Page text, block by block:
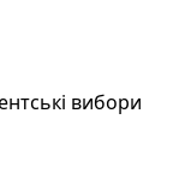
вибори